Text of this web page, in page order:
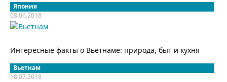
Япония
08.06.2018
Интересные факты о Вьетнаме: природа, быт и кухня
Вьетнам
18.07.2018